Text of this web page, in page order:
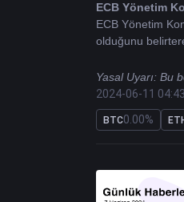
ECB Yönetim
ECB Yönetim
olduğunu
Yasal Uyarı: Bu
2024-06-11
BTC0.00%